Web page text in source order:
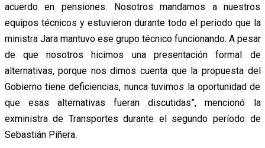
acuerdo en pensiones. Nosotros mandamos a nuestros
equipos técnicos y estuvieron durante todo el periodo que la
ministra Jara mantuvo ese grupo técnico funcionando. A pesar
de que nosotros hicimos una presentación formal de
alternativas, porque nos dimos cuenta que la propuesta del
Gobierno tiene deficiencias, nunca tuvimos la oportunidad de
que esas alternativas fueran discutidas”, mencionó la
exministra de Transportes durante el segundo período de
Sebastián Piñera.